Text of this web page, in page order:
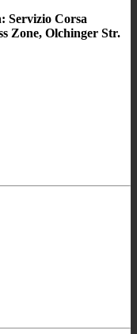
Servizio Corsa
Zone, Olchinger Str.